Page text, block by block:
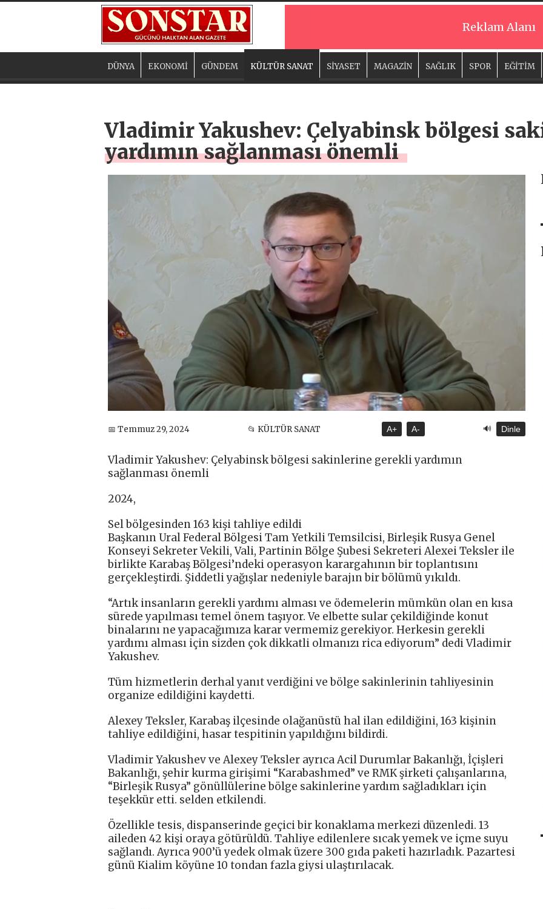
Reklam Alanı
DÜNYA EKONOMİ GÜNDEM KÜLTÜR SANAT SİYASET MAGAZİN SAĞLIK SPOR EĞİTİM
Vladimir Yakushev: Çelyabinsk bölgesi
yardımın sağlanması önemli
📅 Temmuz 29, 2024 📂 KÜLTÜR SANAT A+ A- 🔊 Dinle
Vladimir Yakushev: Çelyabinsk bölgesi sakinlerine gerekli yardımın
sağlanması önemli
2024,
Sel bölgesinden 163 kişi tahliye edildi
Başkanın Ural Federal Bölgesi Tam Yetkili Temsilcisi, Birleşik Rusya Genel
Konseyi Sekreter Vekili, Vali, Partinin Bölge Şubesi Sekreteri Alexei Teksler ile
birlikte Karabaş Bölgesi’ndeki operasyon karargahının bir toplantısını
gerçekleştirdi. Şiddetli yağışlar nedeniyle barajın bir bölümü yıkıldı.
“Artık insanların gerekli yardımı alması ve ödemelerin mümkün olan en kısa
sürede yapılması temel önem taşıyor. Ve elbette sular çekildiğinde konut
binalarını ne yapacağımıza karar vermemiz gerekiyor. Herkesin gerekli
yardımı alması için sizden çok dikkatli olmanızı rica ediyorum” dedi Vladimir
Yakushev.
Tüm hizmetlerin derhal yanıt verdiğini ve bölge sakinlerinin tahliyesinin
organize edildiğini kaydetti.
Alexey Teksler, Karabaş ilçesinde olağanüstü hal ilan edildiğini, 163 kişinin
tahliye edildiğini, hasar tespitinin yapıldığını bildirdi.
Vladimir Yakushev ve Alexey Teksler ayrıca Acil Durumlar Bakanlığı, İçişleri
Bakanlığı, şehir kurma girişimi “Karabashmed” ve RMK şirketi çalışanlarına,
“Birleşik Rusya” gönüllülerine bölge sakinlerine yardım sağladıkları için
teşekkür etti. selden etkilendi.
Özellikle tesis, dispanserinde geçici bir konaklama merkezi düzenledi. 13
aileden 42 kişi oraya götürüldü. Tahliye edilenlere sıcak yemek ve içme suyu
sağlandı. Ayrıca 900’ü yedek olmak üzere 300 gıda paketi hazırladık. Pazartesi
günü Kialim köyüne 10 tondan fazla giysi ulaştırılacak.